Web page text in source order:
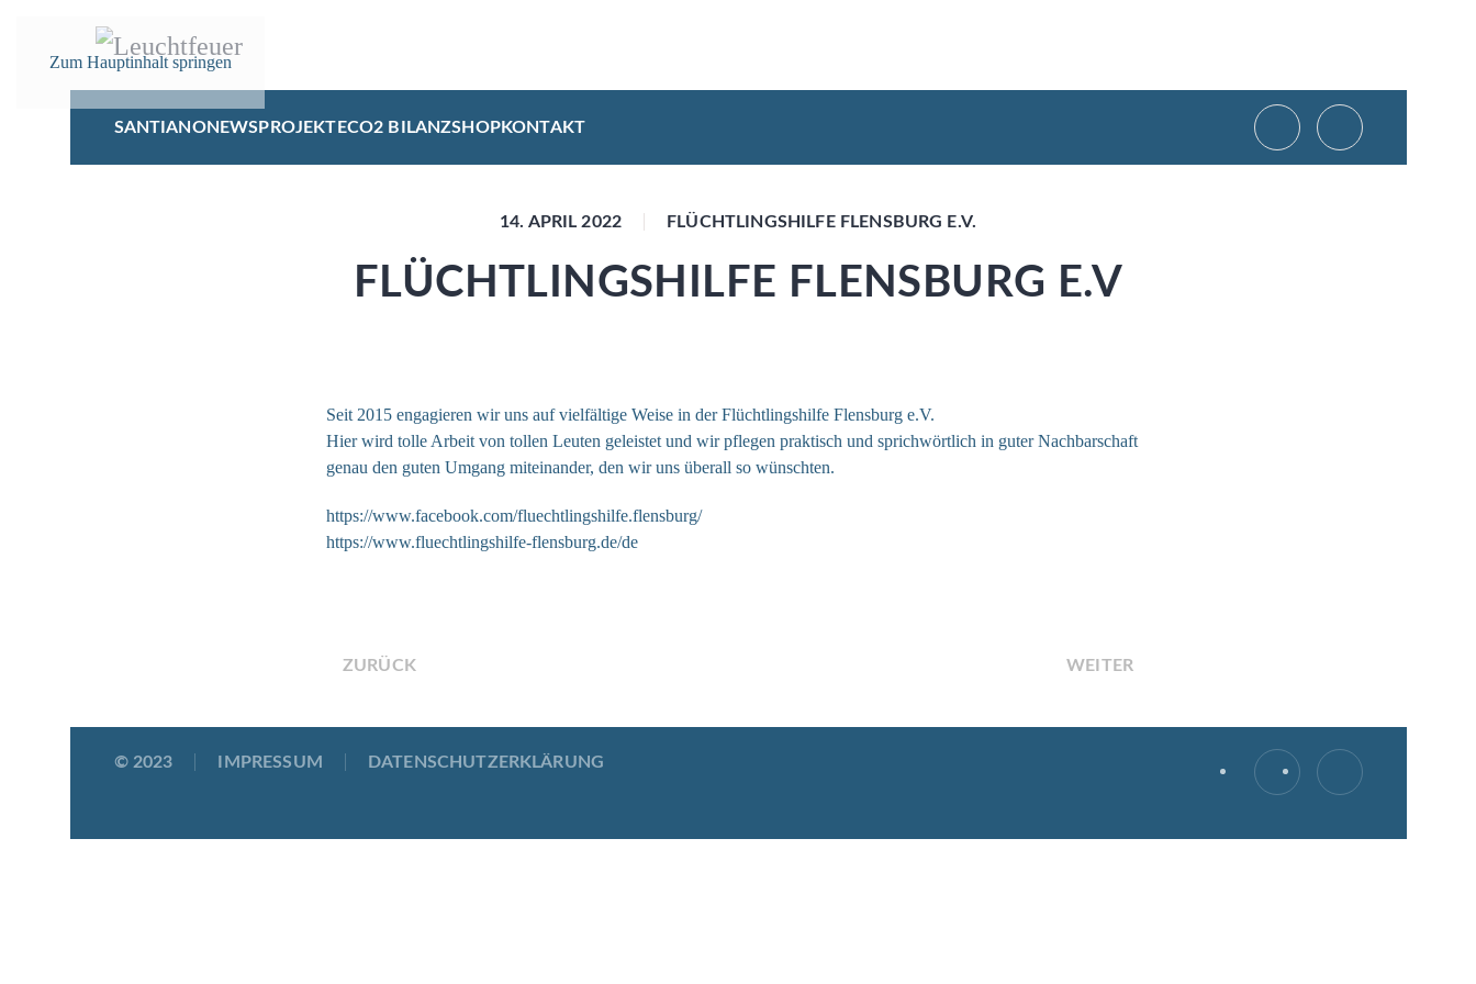
Zum Hauptinhalt springen
SANTIANONEWSPROJEKTECO2 BILANZSHOPKONTAKT
14. APRIL 2022 FLÜCHTLINGSHILFE FLENSBURG E.V.
FLÜCHTLINGSHILFE FLENSBURG E.V
Seit 2015 engagieren wir uns auf vielfältige Weise in der Flüchtlingshilfe Flensburg e.V.
Hier wird tolle Arbeit von tollen Leuten geleistet und wir pflegen praktisch und sprichwörtlich in guter Nachbarschaft
genau den guten Umgang miteinander, den wir uns überall so wünschten.
https://www.facebook.com/fluechtlingshilfe.flensburg/
https://www.fluechtlingshilfe-flensburg.de/de
ZURÜCK WEITER
© 2023 IMPRESSUM DATENSCHUTZERKLÄRUNG